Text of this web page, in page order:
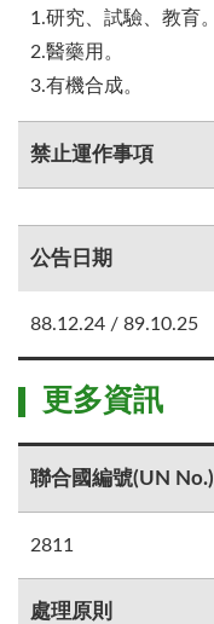
1.研究、試驗、教育。
2.醫藥用。
3.有機合成。
禁止運作事項
公告日期
88.12.24 / 89.10.25
更多資訊
聯合國編號(UN No.)
2811
處理原則